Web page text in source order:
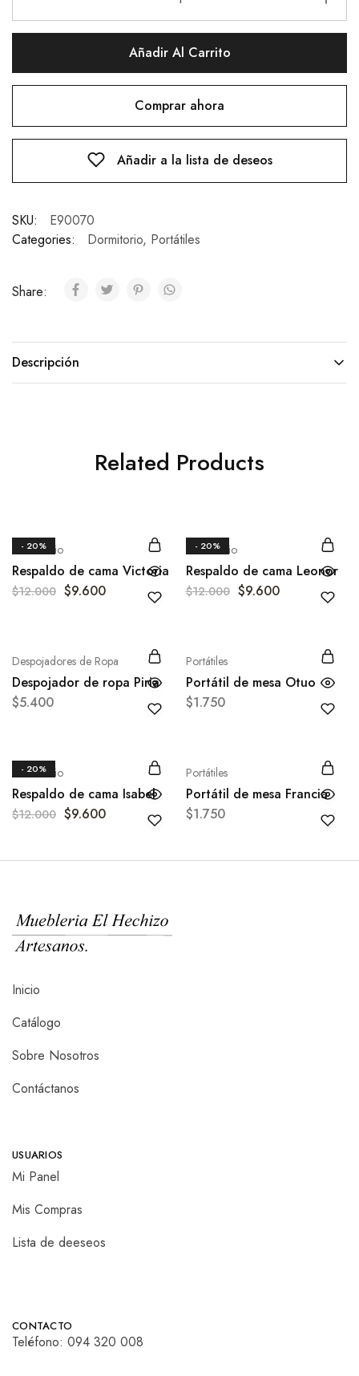
Añadir Al Carrito
Comprar ahora
Añadir a la lista de deseos
SKU:
E90070
Categories:
Dormitorio, Portátiles
Share:
Descripción
Related Products
- 20%
Dormitorio
Respaldo de cama Victoria
$12.000 $9.600
- 20%
Dormitorio
Respaldo de cama Leonor
$12.000 $9.600
Despojadores de Ropa
Despojador de ropa Piria
$5.400
Portátiles
Portátil de mesa Otuo
$1.750
- 20%
Dormitorio
Respaldo de cama Isabel
$12.000 $9.600
Portátiles
Portátil de mesa Francia
$1.750
Inicio
Catálogo
Sobre Nosotros
Contáctanos
USUARIOS
Mi Panel
Mis Compras
Lista de deeseos
CONTACTO
Teléfono: 094 320 008